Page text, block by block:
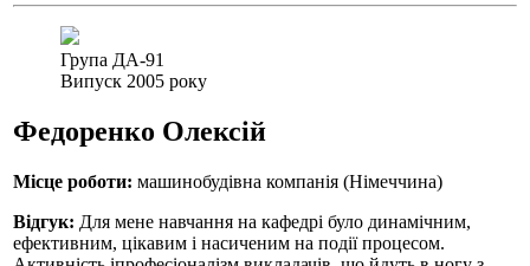
Група ДА-91
Випуск 2005 року
Федоренко Олексій
Місце роботи: машинобудівна компанія (Німеччина)
Відгук: Для мене навчання на кафедрі було динамічним,
ефективним, цікавим і насиченим на події процесом.